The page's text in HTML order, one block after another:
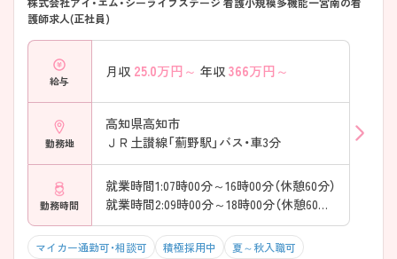
護師求人(正社員)
給与
月収 25.0万円～ 年収 366万円～
勤務地
高知県高知市
ＪＲ土讃線「薊野駅」バス・車3分
勤務時間
就業時間1:07時00分～16時00分（休憩60分）
就業時間2:09時00分～18時00分（休憩60分）
マイカー通勤可・相談可 積極採用中 夏～秋入職可